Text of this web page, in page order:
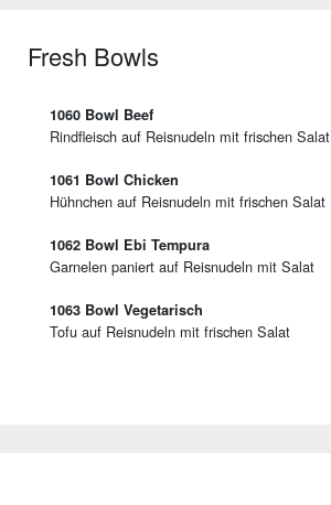
Fresh Bowls
1060 Bowl Beef
Rindfleisch auf Reisnudeln mit frischen Salat
1061 Bowl Chicken
Hühnchen auf Reisnudeln mit frischen Salat
1062 Bowl Ebi Tempura
Garnelen paniert auf Reisnudeln mit Salat
1063 Bowl Vegetarisch
Tofu auf Reisnudeln mit frischen Salat